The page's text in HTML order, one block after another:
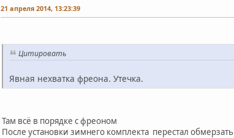
21 апреля 2014, 13:23:39
Цитировать
Явная нехватка фреона. Утечка.
Там всё в порядке с фреоном
После установки зимнего комплекта перестал обмерзать